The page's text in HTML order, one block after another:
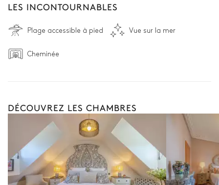
LES INCONTOURNABLES
Plage accessible à pied Vue sur la mer
Cheminée
DÉCOUVREZ LES CHAMBRES